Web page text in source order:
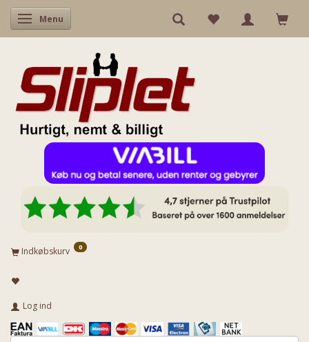
Skifte navigation
Menu
Indkøbskurv 0
Log ind